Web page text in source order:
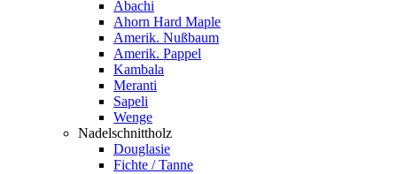
Abachi
Ahorn Hard Maple
Amerik. Nußbaum
Amerik. Pappel
Kambala
Meranti
Sapeli
Wenge
Nadelschnittholz
Douglasie
Fichte / Tanne